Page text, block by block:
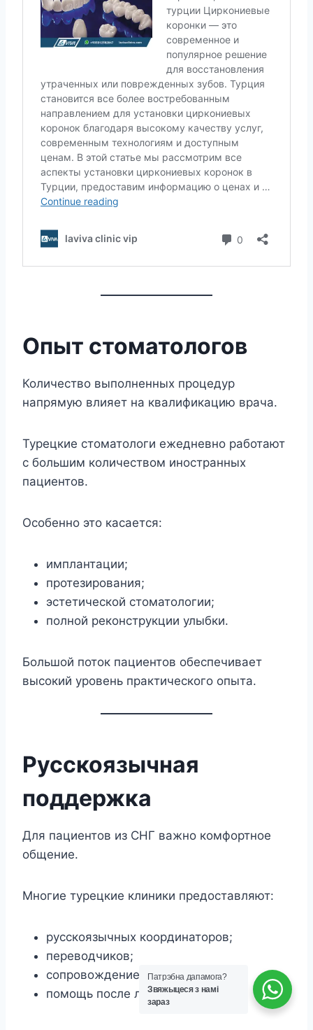
Опыт стоматологов
Количество выполненных процедур
напрямую влияет на квалификацию врача.
Турецкие стоматологи ежедневно работают
с большим количеством иностранных
пациентов.
Особенно это касается:
имплантации;
протезирования;
эстетической стоматологии;
полной реконструкции улыбки.
Большой поток пациентов обеспечивает
высокий уровень практического опыта.
Русскоязычная
поддержка
Для пациентов из СНГ важно комфортное
общение.
Многие турецкие клиники предоставляют:
русскоязычных координаторов;
переводчиков;
сопровождение пациента;
помощь после лечения.
Патрэбна дапамога?
Звяжыцеся з намі
зараз